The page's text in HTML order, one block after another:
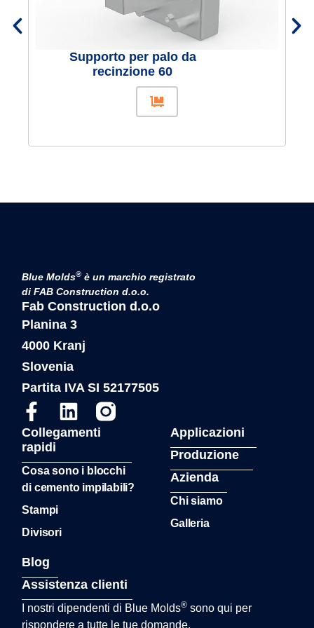
Supporto per palo da
recinzione 60
Blue Molds® è un marchio registrato
di FAB Construction d.o.o.
Fab Construction d.o.o
Planina 3
4000 Kranj
Slovenia
Partita IVA SI 52177505
Collegamenti
rapidi
Cosa sono i blocchi
di cemento impilabili?
Stampi
Divisori
Applicazioni
Produzione
Azienda
Chi siamo
Galleria
Blog
Assistenza clienti
I nostri dipendenti di Blue Molds® sono qui per
rispondere a tutte le tue domande.